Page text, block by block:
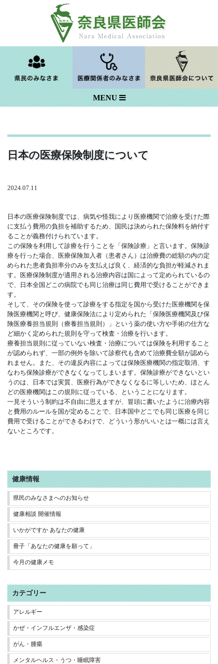
MENU
日本の医療保険制度について
2024.07.11
日本の医療保険制度では、病気や怪我により医療機関で治療を受けた際
に支払う費用の負担を補助するため、国民は決められた保険料を納付す
ることが義務付けられています。
この保険を利用して診療を行うことを「保険診療」と言います。保険診
療を行った場合、医療保険加入者（患者さん）は治療費の総額の内の定
められた患者負担率分のみを支払えば良く、経済的な負担が軽減されま
す。医療保険制度が適用される治療内容は国によって定められているの
で、日本全国どこの病院でも同じ治療は同じ費用で受けることができま
す。
そして、その保険を使って診療をする指定を国から受けた医療機関を保
険医療機関と呼び、健康保険法により定められた「保険医療機関及び保
険医療養担当規則（療養担当規則）」という薬の使い方や手術の仕方な
ど細かく定められた規則を守って検査・治療を行います。
療養担当規則に従っていない検査・治療については保険を利用すること
が認められず、一部の例外を除いて診察代も含めて治療費全額が認めら
れません。また、その違反内容によっては保険医療機関の指定取消、す
なわち保険診療ができなくなってしまいます。保険診療ができないとい
うのは、日本では実質、医療行為ができなくなるに等しいため、ほとん
どの医療機関はこの規則に従っている、ということになります。
一見そういう制約は不自由に思えますが、冒頭に書いたように治療内容
と費用のルールを国が定めることで、日本国中どこでも同じ医療を同じ
費用で受けることができるわけで、どういう形がいいとは一概には言え
ないところです。
健康情報
県民のみなさまへのお知らせ
健康相談 開催情報
いかがですか あなたの健康
冊子「あなたの健康を願って」
今月の健康メモ
カテゴリー
アレルギー
かぜ・インフルエンザ・感染症
がん・腫瘍
メンタルヘルス・うつ・睡眠障害